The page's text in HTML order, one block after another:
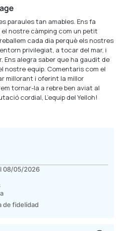
paraules tan amables. Ens fa
nostre càmping com un petit
cada dia perquè els nostres
privilegiat, a tocar del mar, i
Ens alegra saber que ha gaudit de
nostre equip. Comentaris com el
millorant i oferint la millor
tornar-la a rebre ben aviat al
cordial, L’equip del Yelloh!
08/05/2026
de fidelidad